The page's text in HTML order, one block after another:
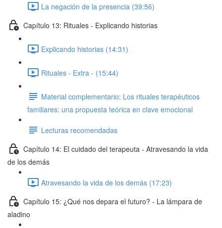
La negación de la presencia (39:56)
Capítulo 13: Rituales - Explicando historias
Explicando historias (14:31)
Rituales - Extra - (15:44)
Material complementario: Los rituales terapéuticos
familiares: una propuesta teórica en clave emocional
Lecturas recomendadas
Capítulo 14: El cuidado del terapeuta - Atravesando la vida
de los demás
Atravesando la vida de los demás (17:23)
Capítulo 15: ¿Qué nos depara el futuro? - La lámpara de
aladino